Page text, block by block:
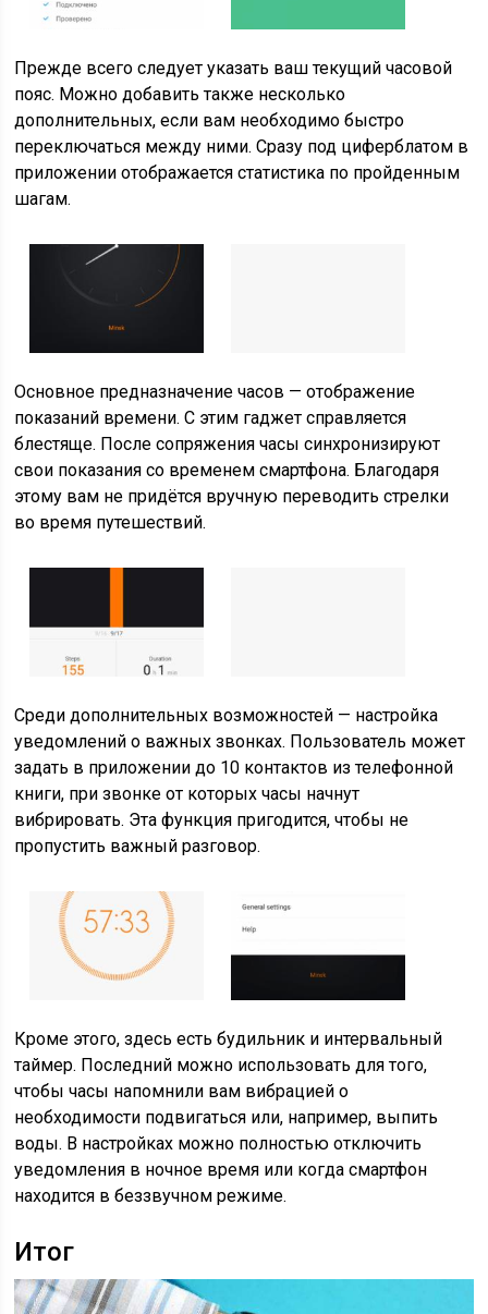
Прежде всего следует указать ваш текущий часовой
пояс. Можно добавить также несколько
дополнительных, если вам необходимо быстро
переключаться между ними. Сразу под циферблатом в
приложении отображается статистика по пройденным
шагам.
Основное предназначение часов — отображение
показаний времени. С этим гаджет справляется
блестяще. После сопряжения часы синхронизируют
свои показания со временем смартфона. Благодаря
этому вам не придётся вручную переводить стрелки
во время путешествий.
Среди дополнительных возможностей — настройка
уведомлений о важных звонках. Пользователь может
задать в приложении до 10 контактов из телефонной
книги, при звонке от которых часы начнут
вибрировать. Эта функция пригодится, чтобы не
пропустить важный разговор.
Кроме этого, здесь есть будильник и интервальный
таймер. Последний можно использовать для того,
чтобы часы напомнили вам вибрацией о
необходимости подвигаться или, например, выпить
воды. В настройках можно полностью отключить
уведомления в ночное время или когда смартфон
находится в беззвучном режиме.
Итог